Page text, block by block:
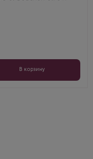
В корзину